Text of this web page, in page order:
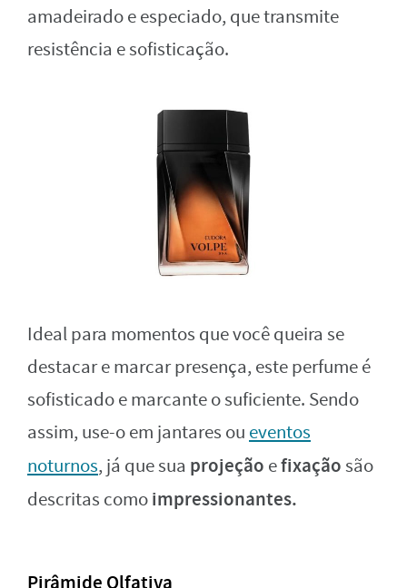
amadeirado e especiado, que transmite
resistência e sofisticação.
Ideal para momentos que você queira se
destacar e marcar presença, este perfume é
sofisticado e marcante o suficiente. Sendo
assim, use-o em jantares ou eventos
noturnos, já que sua projeção efixaçãosão
descritas comoimpressionantes.
Pirâmide Olfativa